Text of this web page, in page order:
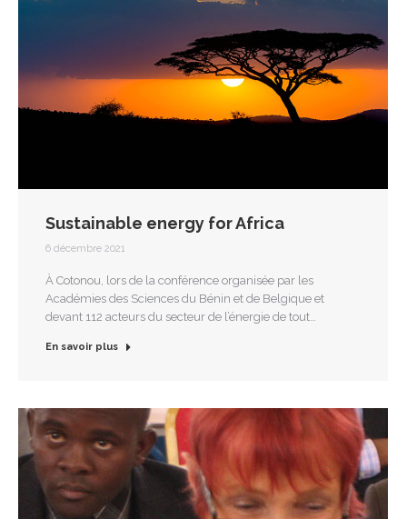
Sustainable energy for Africa
6 décembre 2021
À Cotonou, lors de la conférence organisée par les
Académies des Sciences du Bénin et de Belgique et
devant 112 acteurs du secteur de l’énergie de tout…
En savoir plus